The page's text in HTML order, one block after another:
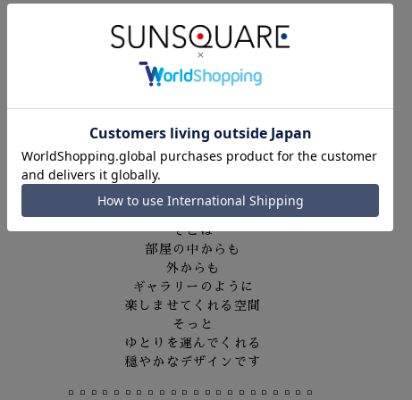
□□□□□□□□□□□□□□□□□□□□□□
2025 Summer collection
北欧の窓辺を
彩る花々
そこは
部屋の中からも
外からも
ギャラリーのように
楽しませてくれる空間
そっと
ゆとりを運んでくれる
穏やかなデザインです
□□□□□□□□□□□□□□□□□□□□□□